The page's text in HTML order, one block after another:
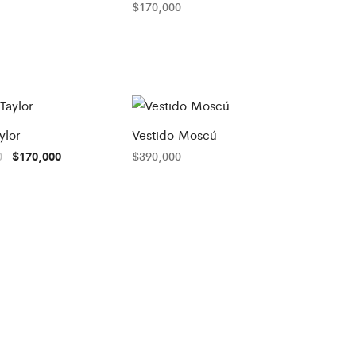
$170,000
El
precio
$170,000El
Vestido Moscú
$390,000